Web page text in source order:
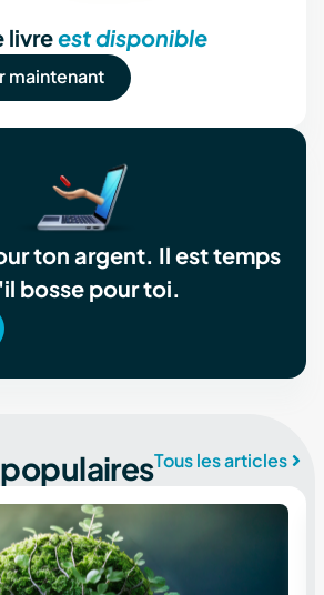
livreest disponible
maintenant
ton argent. Il est temps
bosse pour toi.
Tous les articles